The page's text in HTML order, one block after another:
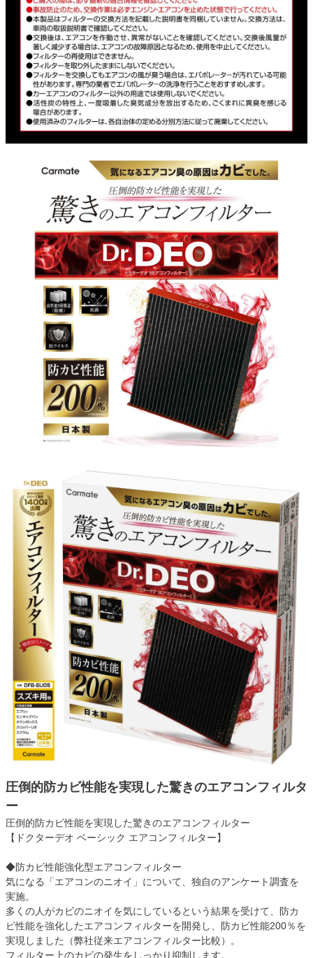
圧倒的防カビ性能を実現した驚きのエアコンフィルタ
ー
圧倒的防カビ性能を実現した驚きのエアコンフィルター
【ドクターデオ ベーシック エアコンフィルター】
◆防カビ性能強化型エアコンフィルター
気になる「エアコンのニオイ」について、独自のアンケート調査を
実施。
多くの人がカビのニオイを気にしているという結果を受けて、防カ
ビ性能を強化したエアコンフィルターを開発し、防カビ性能200％を
実現しました（弊社従来エアコンフィルター比較）。
フィルター上のカビの発生をしっかり抑制します。